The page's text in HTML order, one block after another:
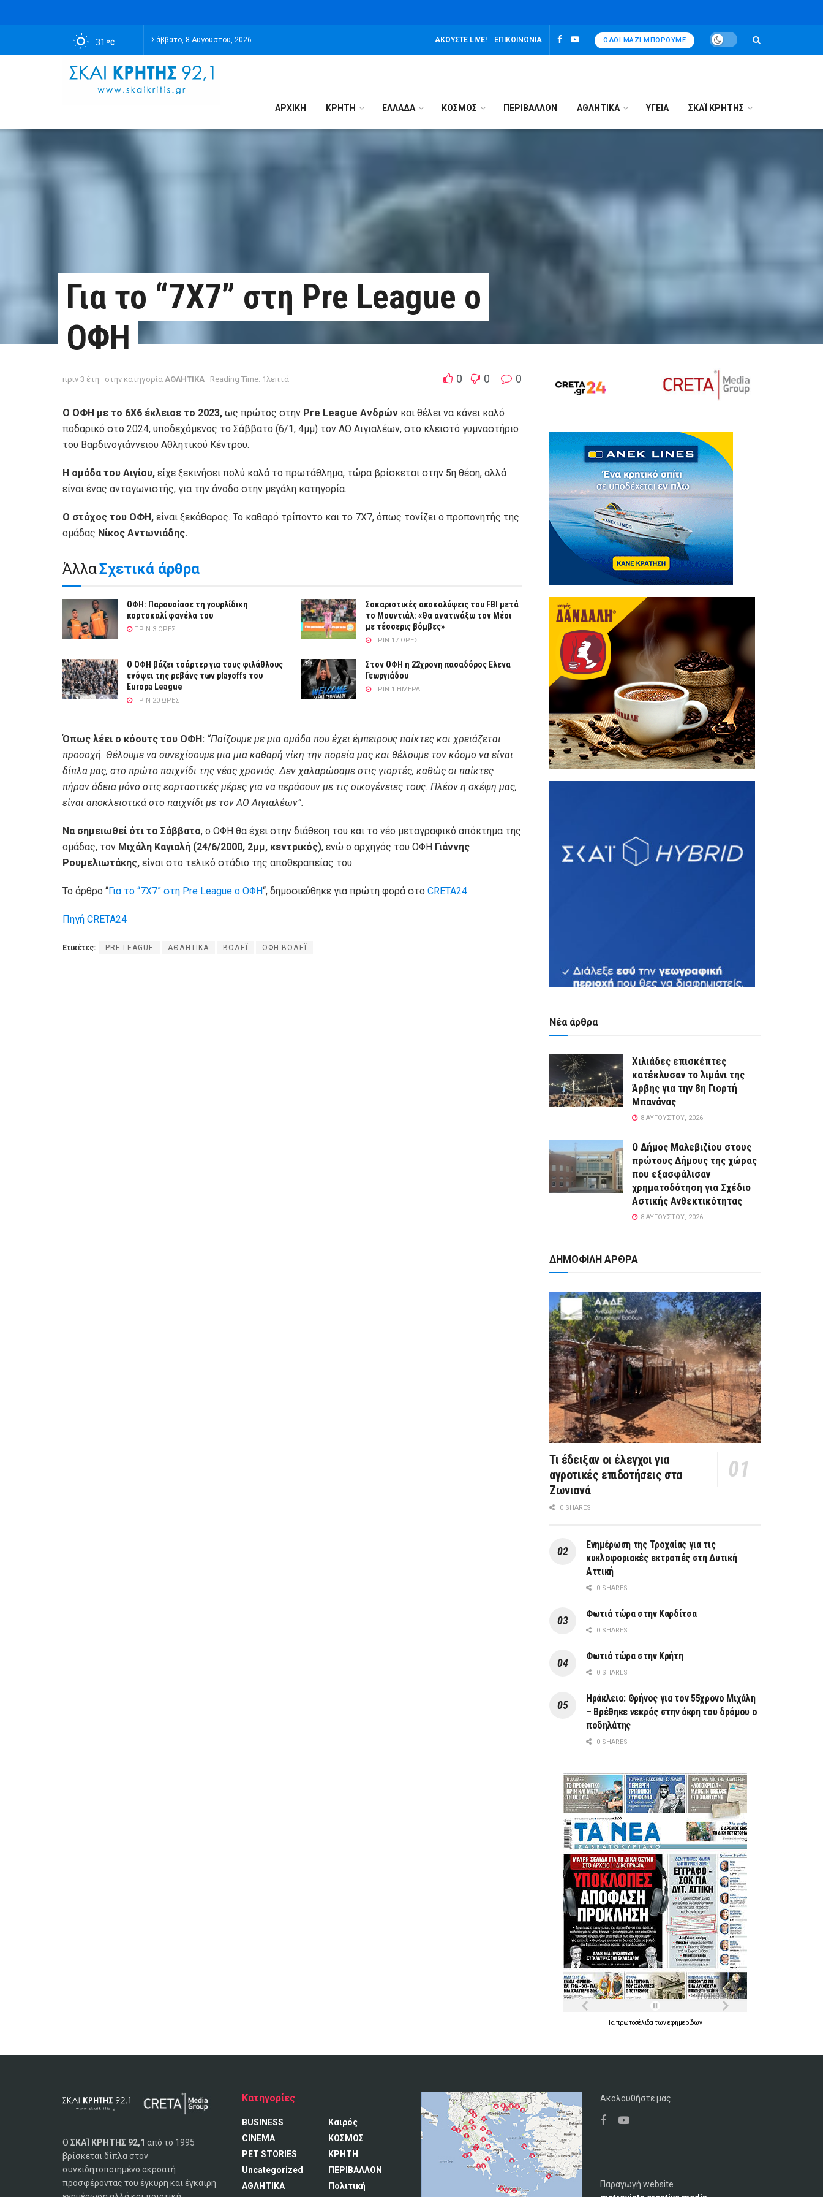
31 Σάββατο, 8 Αυγούστου, 2026 ΑΚΟΎΣΤΕ LIVE! ΕΠΙΚΟΙΝΩΝΊΑ ΌΛΟΙ ΜΑΖΊ ΜΠΟΡΟΎΜΕ
ΑΡΧΙΚΉ ΚΡΗΤΗ ΕΛΛΑΔΑ ΚΟΣΜΟΣ ΠΕΡΙΒΑΛΛΟΝ ΑΘΛΗΤΙΚΑ ΥΓΕΙΑ ΣΚΑΪ ΚΡΗΤΗΣ
Για το “7Χ7” στη Pre League ο
ΟΦΗ
πριν 3 έτη στην κατηγορία ΑΘΛΗΤΙΚΑ Reading Time: 1λεπτά 0 0 0
Ο ΟΦΗ με το 6Χ6 έκλεισε το 2023, ως πρώτος στην Pre League Ανδρών και θέλει να κάνει καλό
ποδαρικό στο 2024, υποδεχόμενος το Σάββατο (6/1, 4μμ) τον ΑΟ Αιγιαλέων, στο κλειστό γυμναστήριο
του Βαρδινογιάννειου Αθλητικού Κέντρου.
Η ομάδα του Αιγίου, είχε ξεκινήσει πολύ καλά το πρωτάθλημα, τώρα βρίσκεται στην 5η θέση, αλλά
είναι ένας ανταγωνιστής, για την άνοδο στην μεγάλη κατηγορία.
Ο στόχος του ΟΦΗ, είναι ξεκάθαρος. Το καθαρό τρίποντο και το 7Χ7, όπως τονίζει ο προπονητής της
ομάδας Νίκος Αντωνιάδης.
ΆλλαΣχετικά άρθρα
ΟΦΗ: Παρουσίασε τη γουρλίδικη
πορτοκαλί φανέλα του
ΠΡΙΝ 3 ΏΡΕΣ
Σοκαριστικές αποκαλύψεις του FBI μετά
το Μουντιάλ: «Θα ανατινάξω τον Μέσι
με τέσσερις βόμβες»
ΠΡΙΝ 17 ΏΡΕΣ
Ο ΟΦΗ βάζει τσάρτερ για τους φιλάθλους
ενόψει της ρεβάνς των playoffs του
Europa League
ΠΡΙΝ 20 ΏΡΕΣ
Στον ΟΦΗ η 22χρονη πασαδόρος Ελενα
Γεωργιάδου
ΠΡΙΝ 1 ΗΜΈΡΑ
Όπως λέει ο κόουτς του ΟΦΗ: “Παίζουμε με μια ομάδα που έχει έμπειρους παίκτες και χρειάζεται
προσοχή. Θέλουμε να συνεχίσουμε μια μια καθαρή νίκη την πορεία μας και θέλουμε τον κόσμο να είναι
δίπλα μας, στο πρώτο παιχνίδι της νέας χρονιάς. Δεν χαλαρώσαμε στις γιορτές, καθώς οι παίκτες
πήραν άδεια μόνο στις εορταστικές μέρες για να περάσουν με τις οικογένειες τους. Πλέον η σκέψη μας,
είναι αποκλειστικά στο παιχνίδι με τον ΑΟ Αιγιαλέων”.
Να σημειωθεί ότι το Σάββατο, ο ΟΦΗ θα έχει στην διάθεση του και το νέο μεταγραφικό απόκτημα της
ομάδας, τον Μιχάλη Καγιαλή (24/6/2000, 2μμ, κεντρικός), ενώ ο αρχηγός του ΟΦΗ Γιάννης
Ρουμελιωτάκης, είναι στο τελικό στάδιο της αποθεραπείας του.
Το άρθρο “Για το “7Χ7” στη Pre League ο ΟΦΗ“, δημοσιεύθηκε για πρώτη φορά στο CRETA24.
Πηγή CRETA24
Ετικέτες: PRE LEAGUE ΑΘΛΗΤΙΚΑ ΒΟΛΕΪ ΟΦΗ ΒΟΛΕΪ
Νέα άρθρα
Χιλιάδες επισκέπτες
κατέκλυσαν το λιμάνι της
Άρβης για την 8η Γιορτή
Μπανάνας
8 ΑΥΓΟΎΣΤΟΥ, 2026
Ο Δήμος Μαλεβιζίου στους
πρώτους Δήμους της χώρας
που εξασφάλισαν
χρηματοδότηση για Σχέδιο
Αστικής Ανθεκτικότητας
8 ΑΥΓΟΎΣΤΟΥ, 2026
ΔΗΜΟΦΙΛΗ ΑΡΘΡΑ
Τι έδειξαν οι έλεγχοι για
αγροτικές επιδοτήσεις στα
Ζωνιανά
0 SHARES
Ενημέρωση της Τροχαίας για τις
κυκλοφοριακές εκτροπές στη Δυτική
Αττική
0 SHARES
Φωτιά τώρα στην Καρδίτσα
0 SHARES
Φωτιά τώρα στην Κρήτη
0 SHARES
Ηράκλειο: Θρήνος για τον 55χρονο Μιχάλη
– Βρέθηκε νεκρός στην άκρη του δρόμου ο
ποδηλάτης
0 SHARES
Τα πρωτοσέλιδα τωνεφημερίδων
Ο ΣΚΑΪ ΚΡΗΤΗΣ 92,1 από το 1995
βρίσκεται δίπλα στον
συνειδητοποιημένο ακροατή
προσφέροντας του έγκυρη και έγκαιρη
Κατηγορίες
BUSINESS
CINEMA
PET STORIES
Uncategorized
ΑΘΛΗΤΙΚΑ
Καιρός
ΚΟΣΜΟΣ
ΚΡΗΤΗ
ΠΕΡΙΒΑΛΛΟΝ
Πολιτική
Ακολουθήστε μας
Παραγωγή website